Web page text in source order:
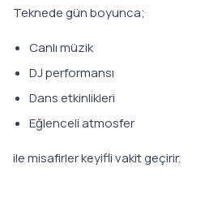
Teknede gün boyunca;
Canlı müzik
DJ performansı
Dans etkinlikleri
Eğlenceli atmosfer
ile misafirler keyifli vakit geçirir.